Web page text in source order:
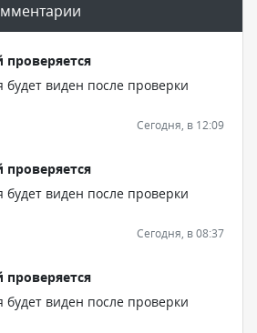
будет виден после проверки
Сегодня, в 12:09
будет виден после проверки
Сегодня, в 08:37
будет виден после проверки